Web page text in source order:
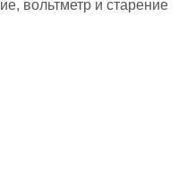
вольтметр и старение